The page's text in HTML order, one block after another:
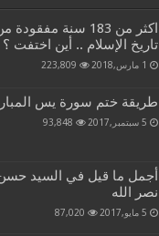
اكثر من 183 سنة مفقودة
تاريخ الإسلام .. أين اختفت ؟
1 مارس,2018 223,809
طريقة ختم سورة يس
5 سبتمبر,2017 93,848
أجمل ما قيل في السيد
نصر الله
5 مايو,2017 87,020